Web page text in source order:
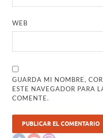
WEB
GUARDA MI NOMBRE,
ESTE NAVEGADOR PARA
COMENTE.